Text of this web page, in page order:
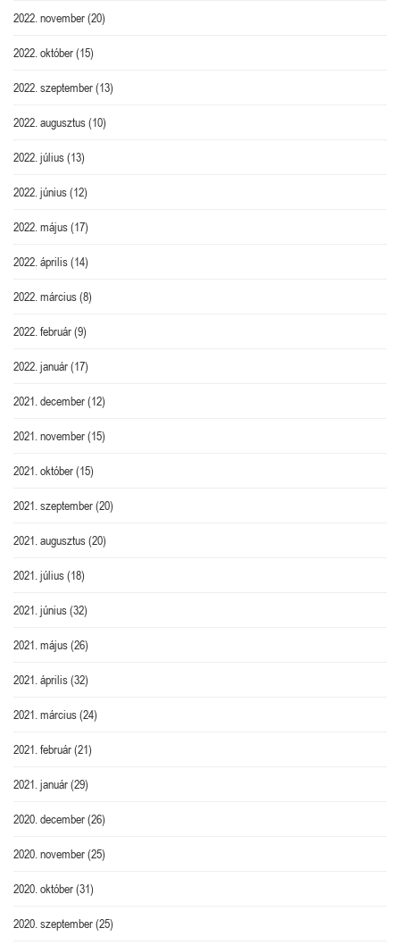
2022. november(20)
2022. október(15)
2022. szeptember(13)
2022. augusztus(10)
2022. július(13)
2022. június(12)
2022. május(17)
2022. április(14)
2022. március(8)
2022. február(9)
2022. január(17)
2021. december(12)
2021. november(15)
2021. október(15)
2021. szeptember(20)
2021. augusztus(20)
2021. július(18)
2021. június(32)
2021. május(26)
2021. április(32)
2021. március(24)
2021. február(21)
2021. január(29)
2020. december(26)
2020. november(25)
2020. október(31)
2020. szeptember(25)